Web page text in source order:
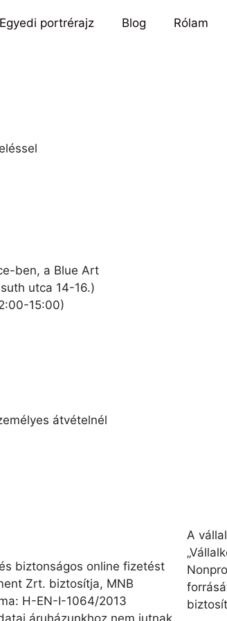
Egyedi portrérajz Blog Rólam
ben, a Blue Art
utca 14-16.)
15:00)
átvételnél
biztonságos online fizetést
Zrt. biztosítja, MNB
H-EN-I-1064/2013
áruházunkhoz nem jutnak
A